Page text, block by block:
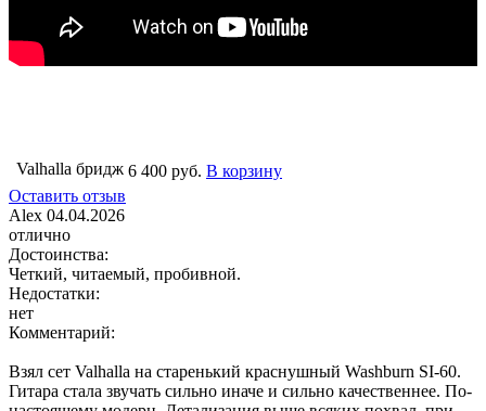
Valhalla бридж 6 400 руб. В корзину
Оставить отзыв
Alex 04.04.2026
отлично
Достоинства:
Четкий, читаемый, пробивной.
Недостатки:
нет
Комментарий:
Взял сет Valhalla на старенький краснушный Washburn SI-60.
Гитара стала звучать сильно иначе и сильно качественнее. По-